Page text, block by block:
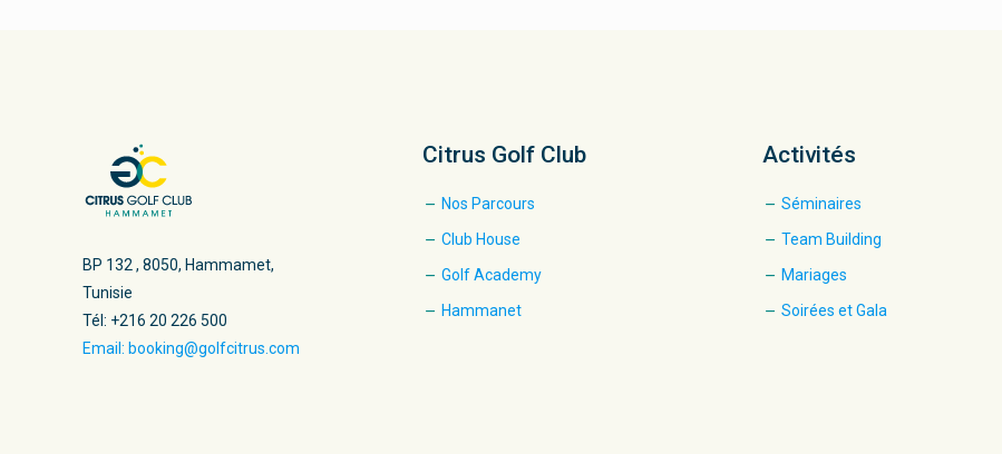
BP 132 , 8050, Hammamet,
Tunisie
Tél: +216 20 226 500
Email: booking@golfcitrus.com
Citrus Golf Club
Nos Parcours
Club House
Golf Academy
Hammanet
Activités
Séminaires
Team Building
Mariages
Soirées et Gala